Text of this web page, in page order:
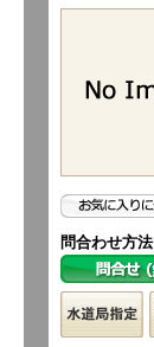
問合わせ方法